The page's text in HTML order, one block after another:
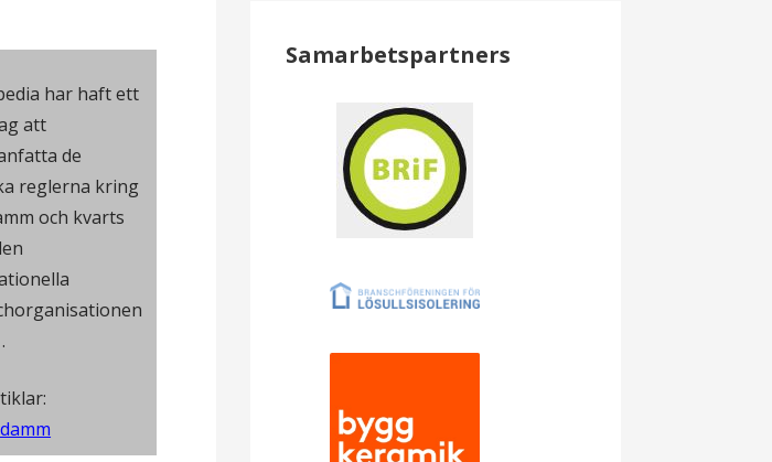
har haft ett
att
de
reglerna kring
och kvarts
Samarbetspartners